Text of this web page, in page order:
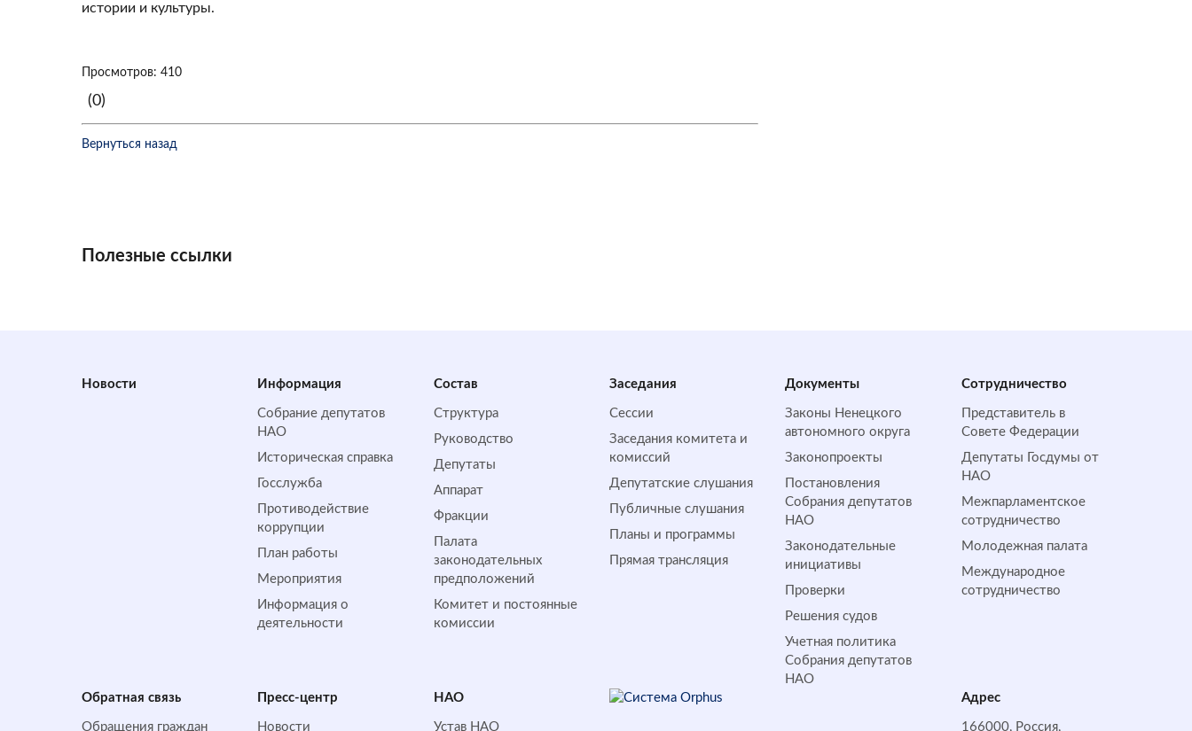
истории и культуры.
Просмотров: 410
(0)
Вернуться назад
Полезные ссылки
Новости Информация
Собрание депутатов
НАО
Историческая справка
Госслужба
Противодействие
коррупции
План работы
Мероприятия
Информация о
деятельности
Состав
Структура
Руководство
Депутаты
Аппарат
Фракции
Палата
законодательных
предположений
Комитет и постоянные
комиссии
Заседания
Сессии
Заседания комитета и
комиссий
Депутатские слушания
Публичные слушания
Планы и программы
Прямая трансляция
Документы
Законы Ненецкого
автономного округа
Законопроекты
Постановления
Собрания депутатов
НАО
Законодательные
инициативы
Проверки
Решения судов
Учетная политика
Собрания депутатов
НАО
Сотрудничество
Представитель в
Совете Федерации
Депутаты Госдумы от
НАО
Межпарламентское
сотрудничество
Молодежная палата
Международное
сотрудничество
Обратная cвязь
Обращения граждан
Пресс-центр
Новости
НАО
Устав НАО
Адрес
166000, Россия,